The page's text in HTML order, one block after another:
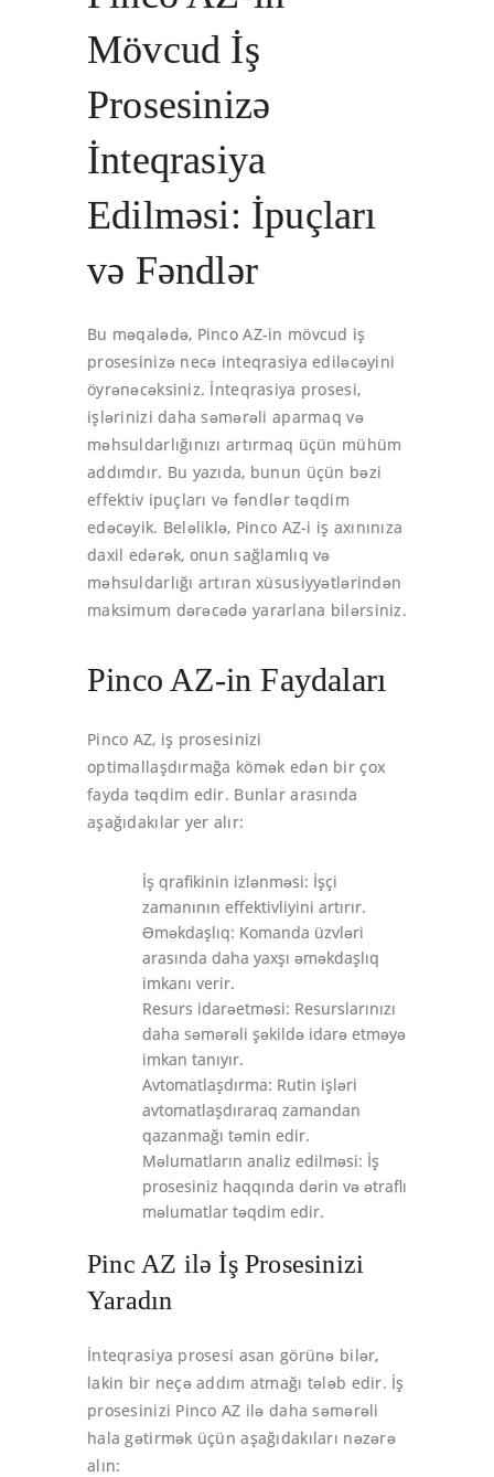
Mövcud İş
Prosesinizə
İnteqrasiya
Edilməsi: İpuçları
və Fəndlər
Bu məqalədə, Pinco AZ-in mövcud iş
prosesinizə necə inteqrasiya ediləcəyini
öyrənəcəksiniz. İnteqrasiya prosesi,
işlərinizi daha səmərəli aparmaq və
məhsuldarlığınızı artırmaq üçün mühüm
addımdır. Bu yazıda, bunun üçün bəzi
effektiv ipuçları və fəndlər təqdim
edəcəyik. Beləliklə, Pinco AZ-i iş axınınıza
daxil edərək, onun sağlamlıq və
məhsuldarlığı artıran xüsusiyyətlərindən
maksimum dərəcədə yararlana bilərsiniz.
Pinco AZ-in Faydaları
Pinco AZ, iş prosesinizi
optimallaşdırmağa kömək edən bir çox
fayda təqdim edir. Bunlar arasında
aşağıdakılar yer alır:
İş qrafikinin izlənməsi: İşçi
zamanının effektivliyini artırır.
Əməkdaşlıq: Komanda üzvləri
arasında daha yaxşı əməkdaşlıq
imkanı verir.
Resurs idarəetməsi: Resurslarınızı
daha səmərəli şəkildə idarə etməyə
imkan tanıyır.
Avtomatlaşdırma: Rutin işləri
avtomatlaşdıraraq zamandan
qazanmağı təmin edir.
Məlumatların analiz edilməsi: İş
prosesiniz haqqında dərin və ətraflı
məlumatlar təqdim edir.
Pinc AZ ilə İş Prosesinizi
Yaradın
İnteqrasiya prosesi asan görünə bilər,
lakin bir neçə addım atmağı tələb edir. İş
prosesinizi Pinco AZ ilə daha səmərəli
hala gətirmək üçün aşağıdakıları nəzərə
alın: